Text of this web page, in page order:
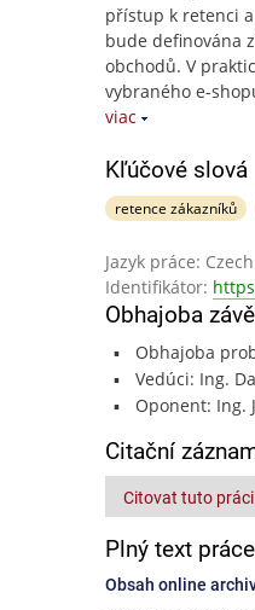
přístup k retenci
bude definována
obchodů. V
vybraného e-
viac
Kľúčové slová
retence zákazníků
Jazyk práce: Czech
Identifikátor:
Obhajoba
Obhajoba
Vedúci: Ing.
Oponent: Ing.
Citační
Citovat tuto práci
Plný text práce
Obsah online